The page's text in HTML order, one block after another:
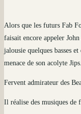
Alors que les futurs Fab
faisait encore appeler
jalousie quelques basses
menace de son acolyte Jips.
Fervent admirateur des
Il réalise des musiques de